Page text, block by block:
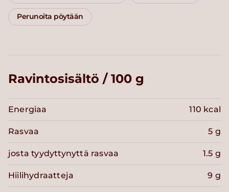
Perunoita pöytään
Ravintosisältö / 100 g
Energiaa 110 kcal
Rasvaa 5 g
josta tyydyttynyttä rasvaa 1.5 g
Hiilihydraatteja 9 g